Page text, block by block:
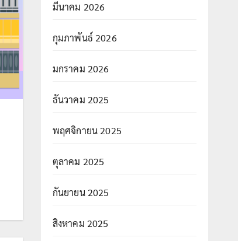
มีนาคม 2026
กุมภาพันธ์ 2026
มกราคม 2026
ธันวาคม 2025
พฤศจิกายน 2025
ตุลาคม 2025
กันยายน 2025
สิงหาคม 2025